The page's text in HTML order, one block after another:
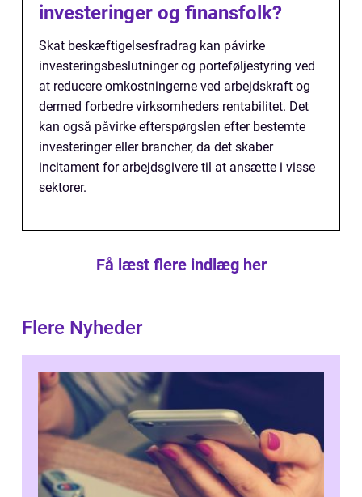
investeringer og finansfolk?
Skat beskæftigelsesfradrag kan påvirke
investeringsbeslutninger og porteføljestyring ved
at reducere omkostningerne ved arbejdskraft og
dermed forbedre virksomheders rentabilitet. Det
kan også påvirke efterspørgslen efter bestemte
investeringer eller brancher, da det skaber
incitament for arbejdsgivere til at ansætte i visse
sektorer.
Få læst flere indlæg her
Flere Nyheder